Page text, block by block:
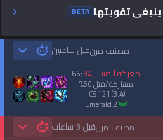
تفويتها BETA
مصنف مرنقبل ساعتين
معركة المسار34
:
66
مشاركة/قتل50
%
CS121 (3.4)
emerald 2
مصنف مرنقبل 3 ساعات